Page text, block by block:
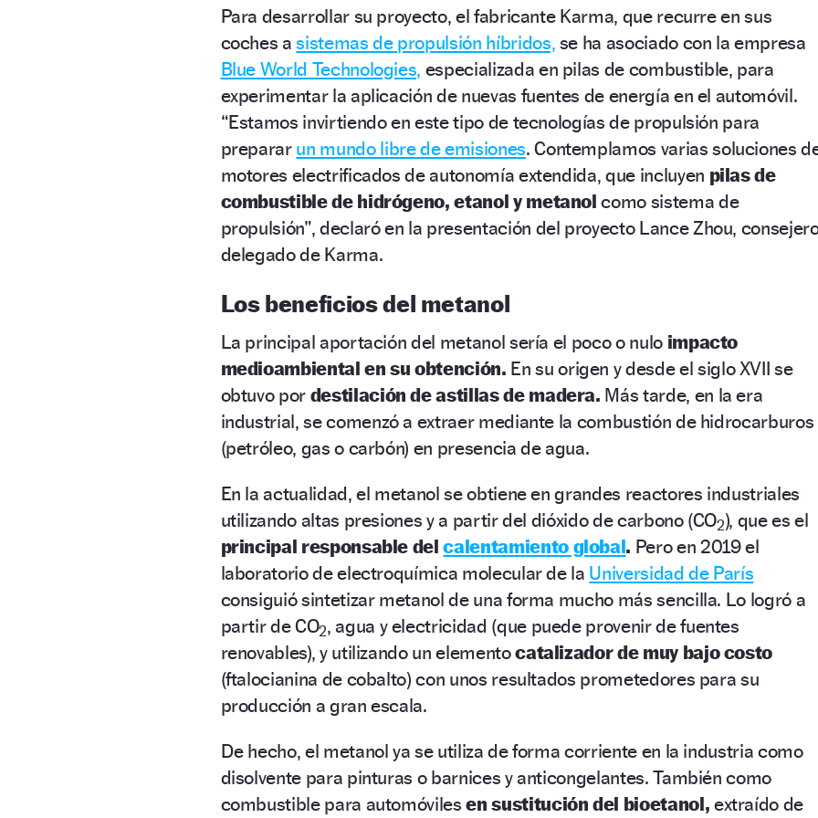
Para desarrollar su proyecto, el fabricante Karma, que recurre en sus
coches asistemas de propulsión híbridos, se ha asociado con la empresa
Blue World Technologies, especializada en pilas de combustible, para
experimentar la aplicación de nuevas fuentes de energía en el automóvil.
“Estamos invirtiendo en este tipo de tecnologías de propulsión para
preparar un mundo libre de emisiones. Contemplamos varias soluciones
motores electrificados de autonomía extendida, que incluyen pilas de
combustible de hidrógeno, etanol y metanol como sistema de
propulsión”, declaró en la presentación del proyecto Lance Zhou,
delegado de Karma.
Los beneficios del metanol
La principal aportación del metanol sería el poco o nulo impacto
medioambiental en su obtención. En su origen y desde el siglo XVII se
obtuvo por destilación de astillas de madera. Más tarde, en la era
industrial, se comenzó a extraer mediante la combustión de hidrocarburos
(petróleo, gas o carbón) en presencia de agua.
En la actualidad, el metanol se obtiene en grandes reactores industriales
utilizando altas presiones y a partir del dióxido de carbono (CO2), que es el
principal responsable delcalentamiento global. Pero en 2019 el
laboratorio de electroquímica molecular de la Universidad de París
consiguió sintetizar metanol de una forma mucho más sencilla. Lo logró a
partir de CO2, agua y electricidad (que puede provenir de fuentes
renovables), y utilizando un elementocatalizador de muy bajo costo
(ftalocianina de cobalto) con unos resultados prometedores para su
producción a gran escala.
De hecho, el metanol ya se utiliza de forma corriente en la industria como
disolvente para pinturas o barnices y anticongelantes. También como
combustible para automóvilesen sustitución del bioetanol, extraído de